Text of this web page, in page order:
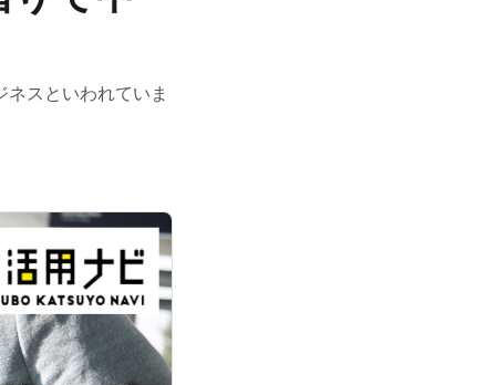
スといわれていま